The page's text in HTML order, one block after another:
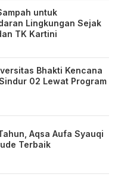
untuk
Lingkungan Sejak
TK Kartini
Bhakti Kencana
02 Lewat Program
Aqsa Aufa Syauqi
Terbaik